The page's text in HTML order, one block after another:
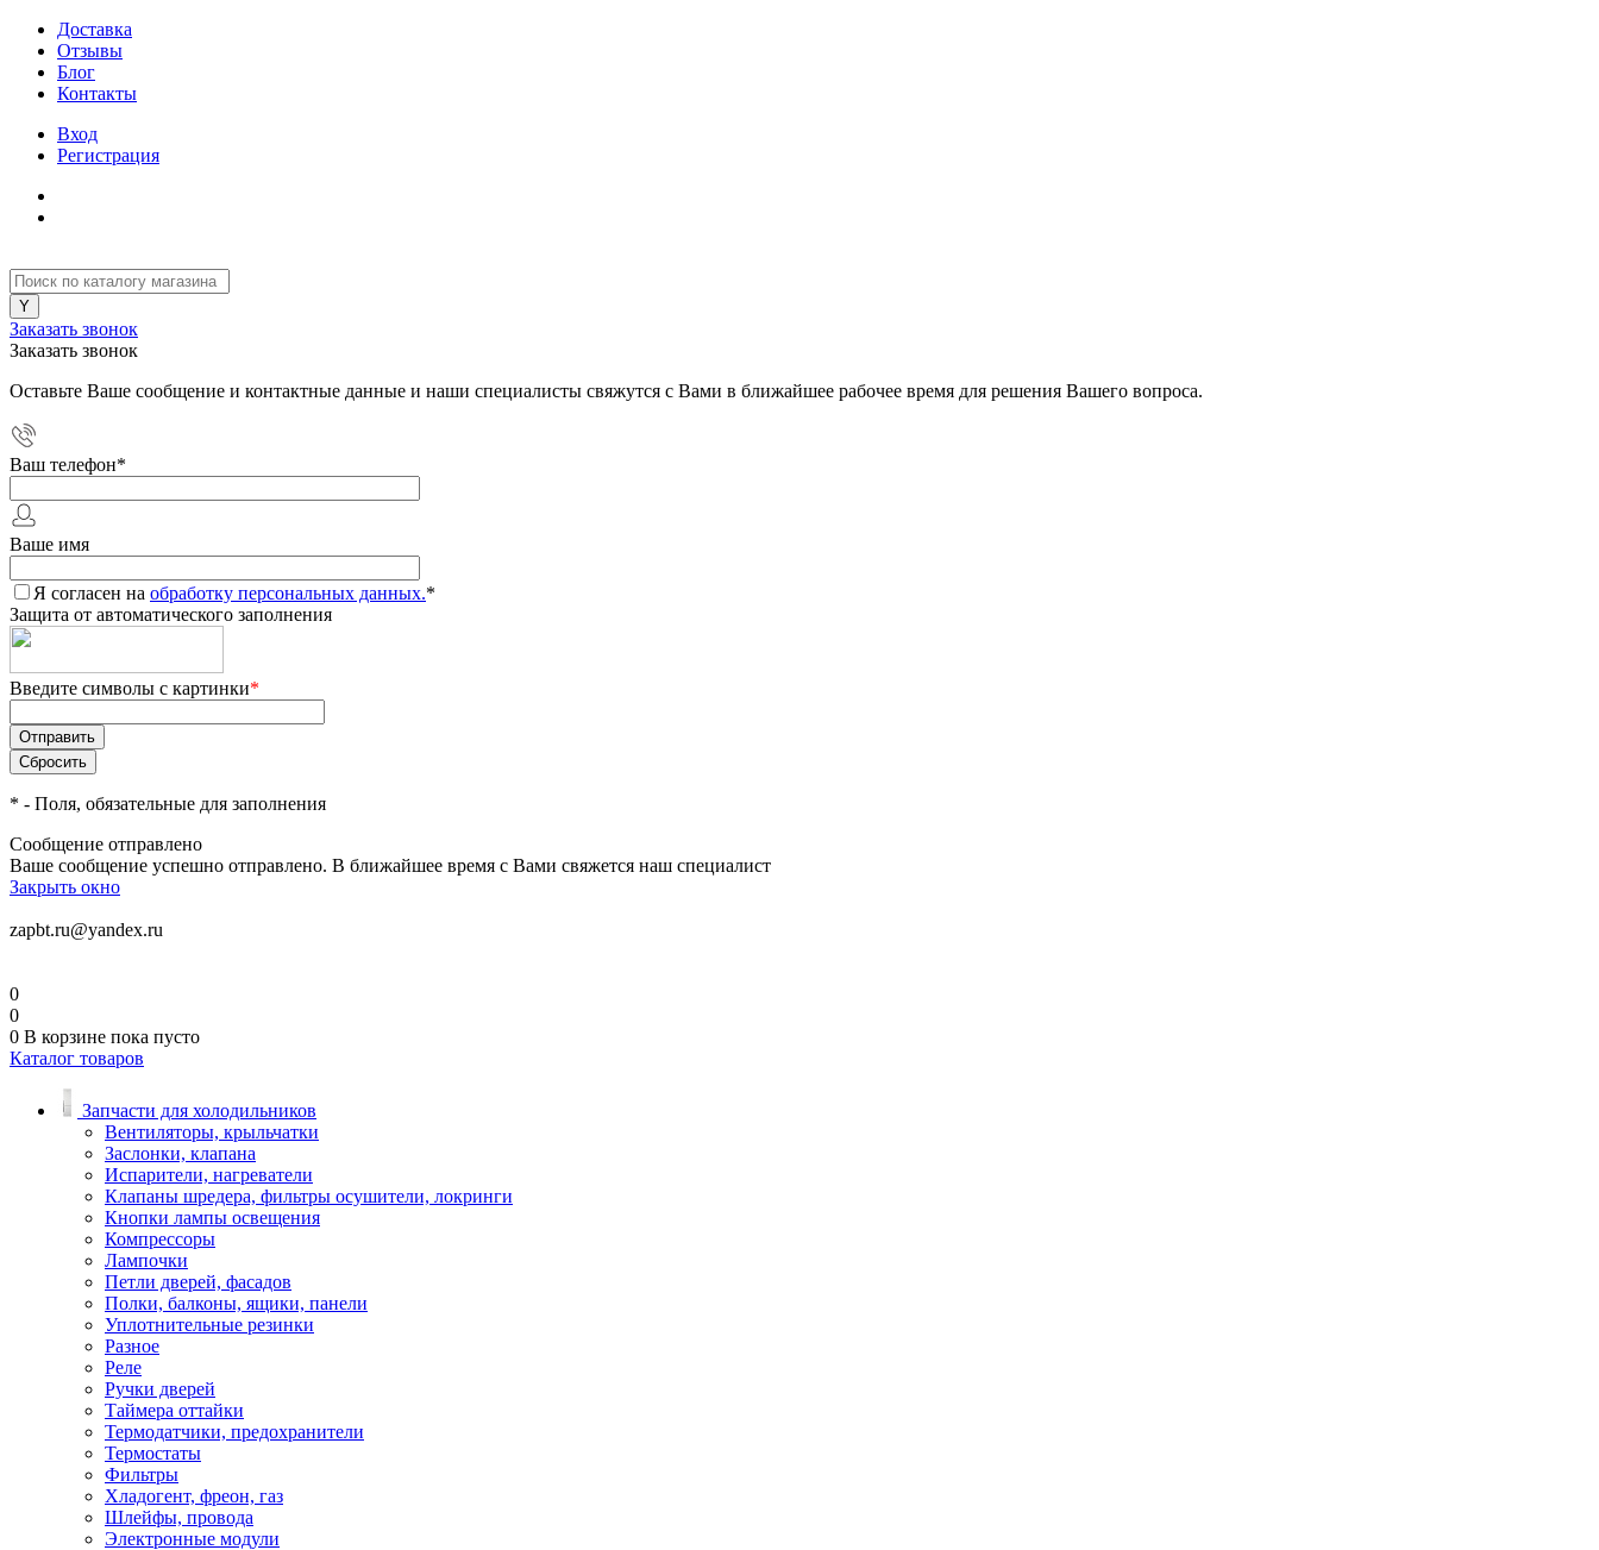
Доставка
Отзывы
Блог
Контакты
Вход
Регистрация
Заказать звонок
Заказать звонок
Оставьте Ваше сообщение и контактные данные и наши специалисты свяжутся с Вами в ближайшее рабочее время для решения Вашего вопроса.
Ваш телефон*
Ваше имя
Я согласен на обработку персональных данных.*
Защита от автоматического заполнения
Введите символы с картинки*
* - Поля, обязательные для заполнения
Сообщение отправлено
Ваше сообщение успешно отправлено. В ближайшее время с Вами свяжется наш специалист
Закрыть окно
zapbt.ru@yandex.ru
0
0
0 В корзине пока пусто
Каталог товаров
Запчасти для холодильников
Вентиляторы, крыльчатки
Заслонки, клапана
Испарители, нагреватели
Клапаны шредера, фильтры осушители, локринги
Кнопки лампы освещения
Компрессоры
Лампочки
Петли дверей, фасадов
Полки, балконы, ящики, панели
Уплотнительные резинки
Разное
Реле
Ручки дверей
Таймера оттайки
Термодатчики, предохранители
Термостаты
Фильтры
Хладогент, фреон, газ
Шлейфы, провода
Электронные модули